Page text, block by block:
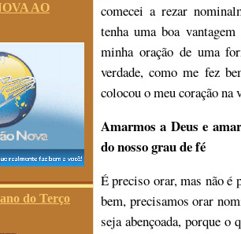
AO
do Terço
comecei a rezar
tenha uma boa
minha oração de uma
verdade, como me fez
colocou o meu coração na
Amarmos a Deus e
do nosso grau de fé
É preciso orar, mas não é
bem, precisamos orar
seja abençoada, porque